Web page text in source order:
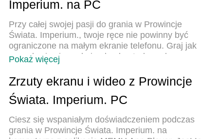
Imperium. na PC
Przy całej swojej pasji do grania w Prowincje
Świata. Imperium., twoje ręce nie powinny być
ograniczone na małym ekranie telefonu. Graj jak
zawodowiec i uzyskaj pełną kontrolę nad grą za
pomocą klawiatury i myszy. MEmu oferuje ci
wszystko, czego oczekujesz. Pobierz i graj
Prowincje Świata. Imperium. na PC. Graj tak długo,
jak chcesz, bez ograniczeń baterii, danych
nowy MEmu 9 to najlepszy wybór do grania w
Prowincje Świata. Imperium. na PC. Przygotowany
Pokaż więcej
Zrzuty ekranu i wideo z Prowincje
Świata. Imperium. PC
Ciesz się wspaniałym doświadczeniem podczas
grania w Prowincje Świata. Imperium. na